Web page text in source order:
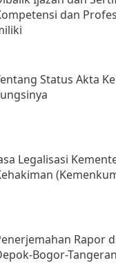
dan
Status Akta
Legalisasi
Rapor
Bogor-